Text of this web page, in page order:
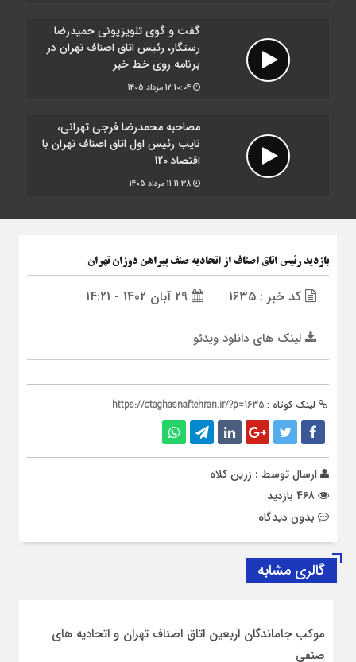
گفت و گوی تلویزیونی حمیدرضا
رستگار، رئیس اتاق اصناف تهران در
برنامه روی خط خبر
12 مرداد 1405
مصاحبه محمدرضا فرجی تهرانی،
نایب رئیس اول اتاق اصناف تهران با
اقتصاد 120
11 مرداد 1405
بازدید رئیس اتاق اصناف از اتحادیه صنف پیراهن دوزان تهران
کد خبر : 1635
لینک های دانلود ویدئو
لینک کوتاه : https://otaghasnaftehran.ir/?p=1635
ارسال توسط : زرین کلاه
بدون دیدگاه
گالری مشابه